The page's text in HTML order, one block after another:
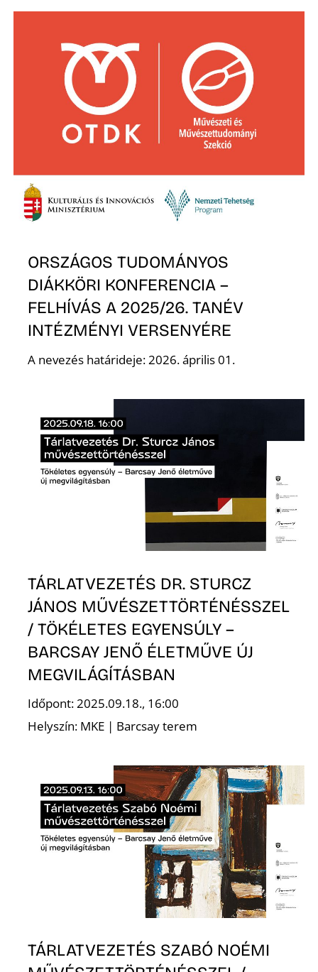
ORSZÁGOS TUDOMÁNYOS
DIÁKKÖRI KONFERENCIA –
FELHÍVÁS A 2025/26. TANÉV
INTÉZMÉNYI VERSENYÉRE
A nevezés határideje: 2026. április 01.
TÁRLATVEZETÉS DR. STURCZ
JÁNOS MŰVÉSZETTÖRTÉNÉSSZEL
/ TÖKÉLETES EGYENSÚLY –
BARCSAY JENŐ ÉLETMŰVE ÚJ
MEGVILÁGÍTÁSBAN
Időpont: 2025.09.18., 16:00
Helyszín: MKE | Barcsay terem
TÁRLATVEZETÉS SZABÓ NOÉMI